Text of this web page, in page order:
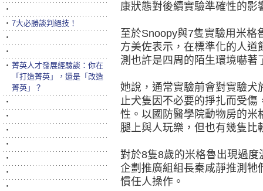
康狀態對後續實驗準確性的影
至於Snoopy與7隻實驗用米格
方美佐表示，在標準化的人
測也許是四周的陌生環境嚇著
她說，通常實驗前會對實驗犬
止犬隻因不必要的掙扎而受
性。以國防醫學院動物房的米
腿上與人玩樂，但也有幾隻比
對於8隻8歲的米格魯出現過
企劃推廣組組長秦咸靜推測牠
慣任人操作。
‧
‧ 7大必勝談判絕技！
‧
‧
‧ 菁英人才發展經驗談：你在
「打造菁英」，還是「改造
菁英」？
‧
‧
‧
‧
‧
‧
‧